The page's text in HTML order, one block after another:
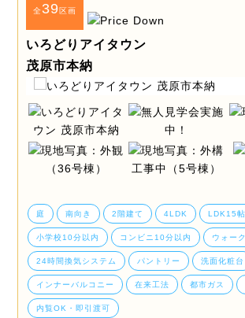
全39区画
いろどりアイタウン
茂原市本納
庭 南向き 2階建て 4LDK LDK15
小学校10分以内 コンビニ10分以内 ウォー
24時間換気システム パントリー 洗面化粧台
インナーバルコニー 在来工法 都市ガス
内覧OK・即引渡可